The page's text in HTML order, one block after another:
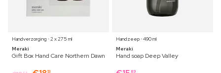
Handverzorging ⋅ 2 x 275 ml
Meraki
Gift Box Hand Care Northern Dawn
13
Handzeep ⋅ 490 ml
Meraki
Hand soap Deep Valley
89